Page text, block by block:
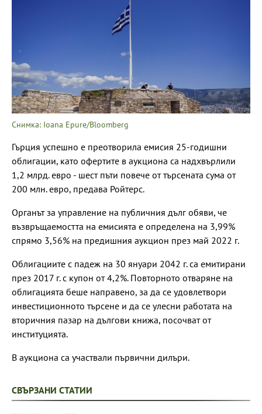
Снимка: Ioana Epure/Bloomberg
Гърция успешно е преотворила емисия 25-годишни
облигации, като офертите в аукциона са надхвърлили
1,2 млрд. евро - шест пъти повече от търсената сума от
200 млн. евро, предава Ройтерс.
Органът за управление на публичния дълг обяви, че
възвръщаемостта на емисията е определена на 3,99%
спрямо 3,56% на предишния аукцион през май 2022 г.
Облигациите с падеж на 30 януари 2042 г. са емитирани
през 2017 г. с купон от 4,2%. Повторното отваряне на
облигацията беше направено, за да се удовлетвори
инвестиционното търсене и да се улесни работата на
вторичния пазар на дългови книжа, посочват от
институцията.
В аукциона са участвали първични дилъри.
СВЪРЗАНИ СТАТИИ